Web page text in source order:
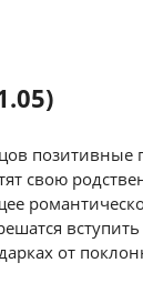
свою
от